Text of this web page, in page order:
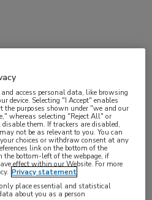
access personal data, like browsing
device. Selecting "I Accept" enables
the purposes shown under "we and our
whereas selecting "Reject All" or
them. If trackers are disabled,
not be as relevant to you. You can
choices or withdraw consent at any
link on the bottom of the
the bottom-left of the webpage, if
effect within our Website. For more
Privacy statement
place essential and statistical
about you as a person